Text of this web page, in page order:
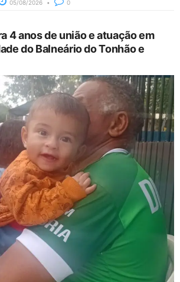
05/08/2026 0
4 anos de união e atuação em
do Balneário do Tonhão e